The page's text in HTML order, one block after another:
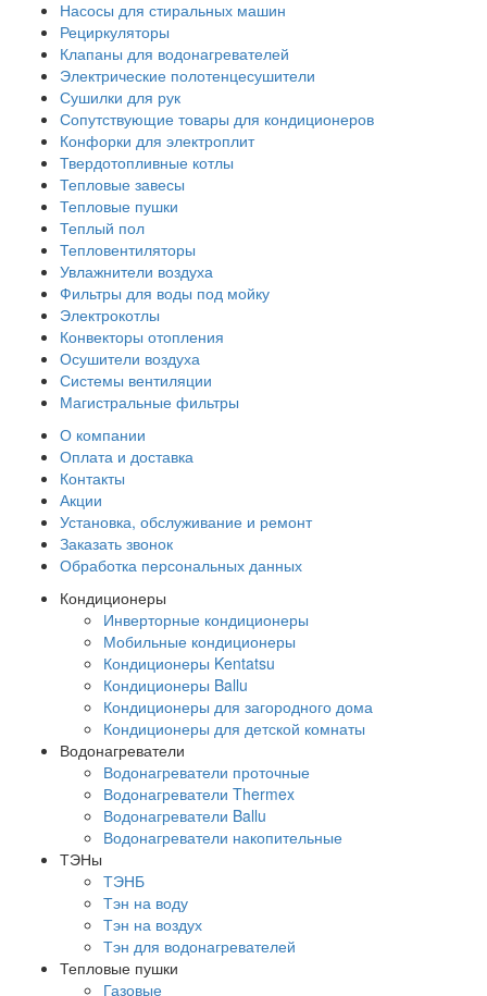
Насосы для стиральных машин
Рециркуляторы
Клапаны для водонагревателей
Электрические полотенцесушители
Сушилки для рук
Сопутствующие товары для кондиционеров
Конфорки для электроплит
Твердотопливные котлы
Тепловые завесы
Тепловые пушки
Теплый пол
Тепловентиляторы
Увлажнители воздуха
Фильтры для воды под мойку
Электрокотлы
Конвекторы отопления
Осушители воздуха
Системы вентиляции
Магистральные фильтры
О компании
Оплата и доставка
Контакты
Акции
Установка, обслуживание и ремонт
Заказать звонок
Обработка персональных данных
Кондиционеры
Инверторные кондиционеры
Мобильные кондиционеры
Кондиционеры Kentatsu
Кондиционеры Ballu
Кондиционеры для загородного дома
Кондиционеры для детской комнаты
Водонагреватели
Водонагреватели проточные
Водонагреватели Thermex
Водонагреватели Ballu
Водонагреватели накопительные
ТЭНы
ТЭНБ
Тэн на воду
Тэн на воздух
Тэн для водонагревателей
Тепловые пушки
Газовые